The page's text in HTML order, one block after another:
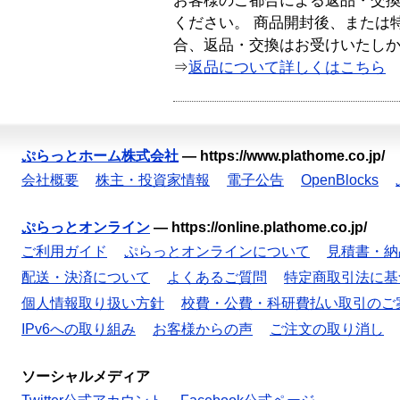
ください。 商品開封後、または
合、返品・交換はお受けいたし
⇒返品について詳しくはこちら
ぷらっとホーム株式会社 — https://www.plathome.co.jp/
会社概要
株主・投資家情報 電子公告 OpenBlocks
ぷらっとオンライン — https://online.plathome.co.jp/
ご利用ガイド
ぷらっとオンラインについて
見積書・
配送・決済について
よくあるご質問
特定商取引法に
個人情報取り扱い方針
校費・公費・科研費払い取引のご
IPv6への取り組み
お客様からの声 ご注文の取り消し
ソーシャルメディア